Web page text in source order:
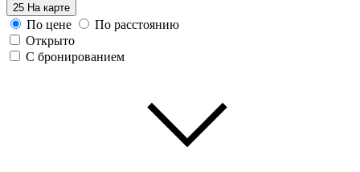
25 На карте
По цене
По расстоянию
Открыто
С бронированием